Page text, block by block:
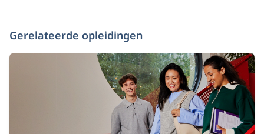
Gerelateerde opleidingen